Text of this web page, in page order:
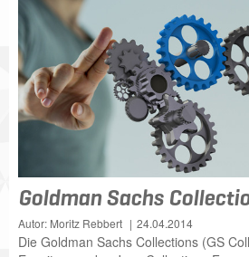
Goldman Sachs
Autor: Moritz Rebbert 24.04.2014
Die Goldman Sachs Collections (GS